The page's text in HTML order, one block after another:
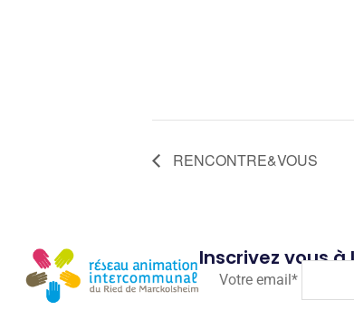
RENCONTRE&VOUS
Inscrivez vous
Votre email*